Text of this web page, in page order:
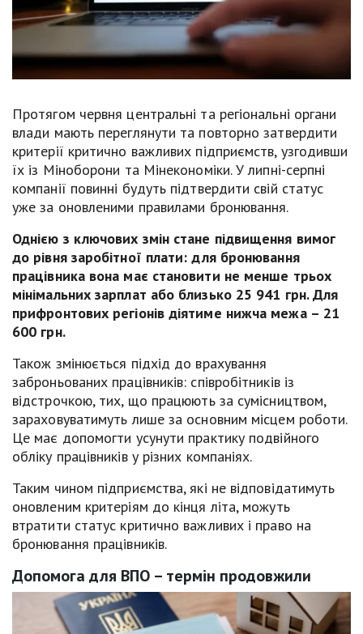
Протягом червня центральні та регіональні органи
влади мають переглянути та повторно затвердити
критерії критично важливих підприємств, узгодивши
їх із Міноборони та Мінекономіки. У липні-серпні
компанії повинні будуть підтвердити свій статус
уже за оновленими правилами бронювання.
Однією з ключових змін стане підвищення вимог
до рівня заробітної плати: для бронювання
працівника вона має становити не менше трьох
мінімальних зарплат або близько 25 941 грн. Для
прифронтових регіонів діятиме нижча межа – 21
600 грн.
Також змінюється підхід до врахування
заброньованих працівників: співробітників із
відстрочкою, тих, що працюють за сумісництвом,
зараховуватимуть лише за основним місцем роботи.
Це має допомогти усунути практику подвійного
обліку працівників у різних компаніях.
Таким чином підприємства, які не відповідатимуть
оновленим критеріям до кінця літа, можуть
втратити статус критично важливих і право на
бронювання працівників.
Допомога для ВПО – термін продовжили